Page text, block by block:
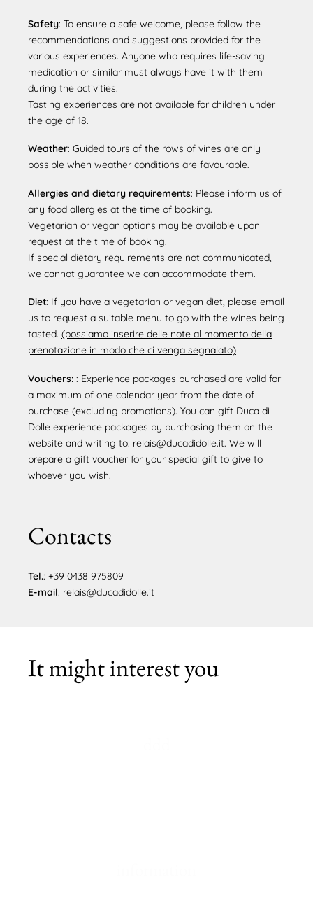
Safety: To ensure a safe welcome, please follow the
recommendations and suggestions provided for the
various experiences. Anyone who requires life-saving
medication or similar must always have it with them
during the activities.
Tasting experiences are not available for children under
the age of 18.
Weather: Guided tours of the rows of vines are only
possible when weather conditions are favourable.
Allergies and dietary requirements: Please inform us of
any food allergies at the time of booking.
Vegetarian or vegan options may be available upon
request at the time of booking.
If special dietary requirements are not communicated,
we cannot guarantee we can accommodate them.
Diet: If you have a vegetarian or vegan diet, please email
us to request a suitable menu to go with the wines being
tasted. (possiamo inserire delle note al momento della
prenotazione in modo che ci venga segnalato)
Vouchers: : Experience packages purchased are valid for
a maximum of one calendar year from the date of
purchase (excluding promotions). You can gift Duca di
Dolle experience packages by purchasing them on the
website and writing to: relais@ducadidolle.it. We will
prepare a gift voucher for your special gift to give to
whoever you wish.
Contacts
Tel.: +39 0438 975809
E-mail: relais@ducadidolle.it
It might interest you